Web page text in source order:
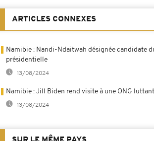
ARTICLES CONNEXES
Namibie : Nandi-Ndaitwah désignée candidate
présidentielle
13/08/2024
Namibie : Jill Biden rend visite à une ONG
13/08/2024